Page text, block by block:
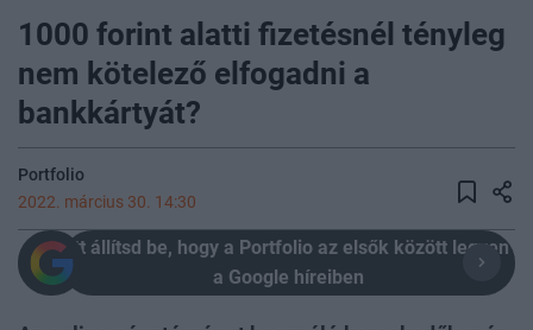
1000 forint alatti fizetésnél tényleg
nem kötelező elfogadni a
bankkártyát?
Portfolio
2022. március 30. 14:30
Itt állítsd be, hogy a Portfolio az elsők között legyen
a Google híreiben